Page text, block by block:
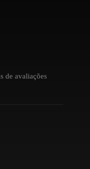
de avaliações